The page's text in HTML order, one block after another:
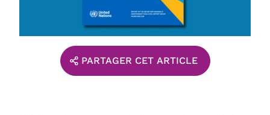
PARTAGER CET ARTICLE